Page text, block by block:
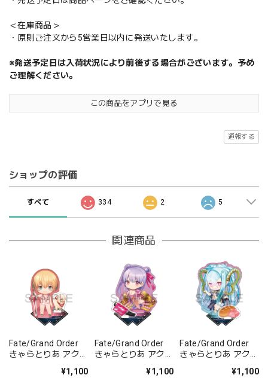
＜在庫商品＞
・原則ご注文から5営業日以内に発送いたします。
※発送予定日は入荷状況により前後する場合がございます。予め
ご理解ください。
この商品をアプリで見る
通報する
ショップの評価
すべて 334 2 5
関連商品
Fate/Grand Order
きゃらとりあ アクリ
¥1,100
Fate/Grand Order
きゃらとりあ アクリ
ー/パッションリッ
¥1,100
Fate/Grand Order
きゃらとりあ アクリ
ー/ラーヴァ/ティア
¥1,100